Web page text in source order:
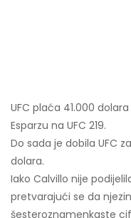
UFC plaća 41.000
Esparzu na UFC 219.
Do sada je dobila UFC
dolara.
Iako Calvillo nije
pretvarajući se da
šesteroznamenkaste